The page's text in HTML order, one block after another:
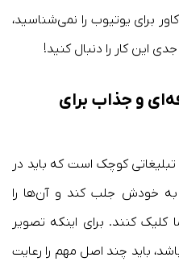
برای یوتیوب را نمی‌شناسید،
این کار را دنبال کنید!
و جذاب برای
کوچک است که باید در
به خودش جلب کند و آن‌ها را
کنند. برای اینکه تصویر
باید چند اصل مهم را رعایت